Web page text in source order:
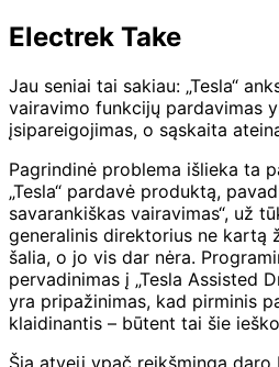
Electrek Take
Jau seniai tai sakiau: „Tesla“
vairavimo funkcijų pardavimas
įsipareigojimas, o sąskaita
Pagrindinė problema išlieka ta
„Tesla“ pardavė produktą,
savarankiškas vairavimas“, už
generalinis direktorius ne kartą
šalia, o jo vis dar nėra.
pervadinimas į „Tesla Assisted
yra pripažinimas, kad pirminis
klaidinantis – būtent tai šie
Šią atvejį ypač reikšminga